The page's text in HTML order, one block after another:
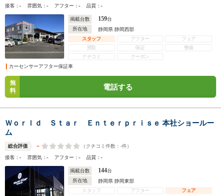
接客：- 雰囲気：- アフター：- 品質：-
掲載台数 159台
所在地
静岡県 静岡西部
スタッフ
アフター
フェア
買取
保証
整備
クチコミ
クーポン
カーセンサーアフター保証車
無
料
電話する
Ｗｏｒｌｄ Ｓｔａｒ Ｅｎｔｅｒｐｒｉｓｅ 本社ショールー
ム
総合評価 - （クチコミ件数： -件）
接客：- 雰囲気：- アフター：- 品質：-
掲載台数 144台
所在地
静岡県 静岡東部
スタッフ
アフター
フェア